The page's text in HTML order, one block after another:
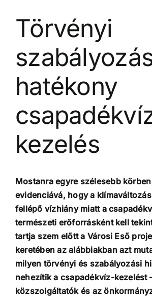
Törvényi
hatékony
kezelés
Mostanra egyre szélesebb
evidenciává, hogy a
fellépő vízhiány miatt a
természeti erőforrásként kell
tartja szem előtt a Városi Eső
keretében az alábbiakban azt
milyen törvényi és szabályozási
nehezítik a csapadékvíz-kezelést
közszolgáltatók és az